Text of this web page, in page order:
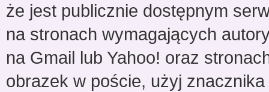
że jest publicznie dostępnym
na stronach wymagających
na Gmail lub Yahoo! oraz
obrazek w poście, użyj